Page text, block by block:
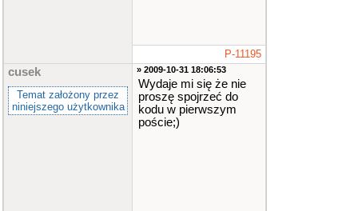
P-11195
cusek
Temat założony przez
niniejszego użytkownika
» 2009-10-31 18:06:53
Wydaje mi się że nie
proszę spojrzeć do
kodu w pierwszym
poście;)